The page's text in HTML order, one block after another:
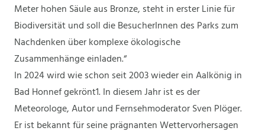
Meter hohen Säule aus Bronze, steht in erster Linie für
Biodiversität und soll die BesucherInnen des Parks zum
Nachdenken über komplexe ökologische
Zusammenhänge einladen.“
In 2024 wird wie schon seit 2003 wieder ein Aalkönig in
Bad Honnef gekrönt1. In diesem Jahr ist es der
Meteorologe, Autor und Fernsehmoderator Sven Plöger.
Er ist bekannt für seine prägnanten Wettervorhersagen